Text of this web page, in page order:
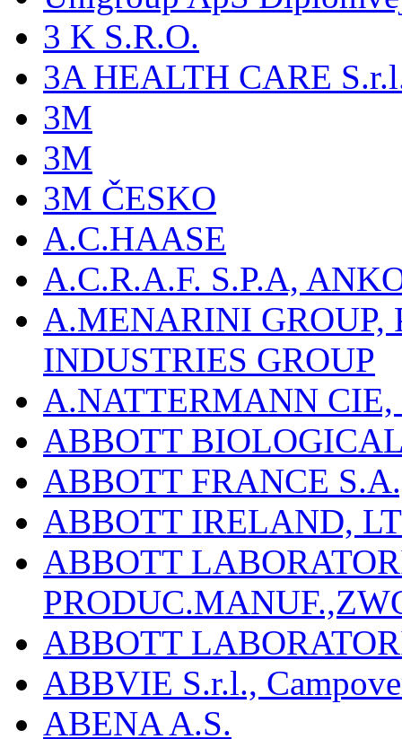
3 K S.R.O.
3A HEALTH CARE
3M
3M
3M ČESKO
A.C.HAASE
A.C.R.A.F. S.P.A,
A.MENARINI
INDUSTRIES GROUP
A.NATTERMANN
ABBOTT
ABBOTT FRANCE
ABBOTT IRELAND,
ABBOTT
ABBOTT
ABBVIE S.r.l.,
ABENA A.S.